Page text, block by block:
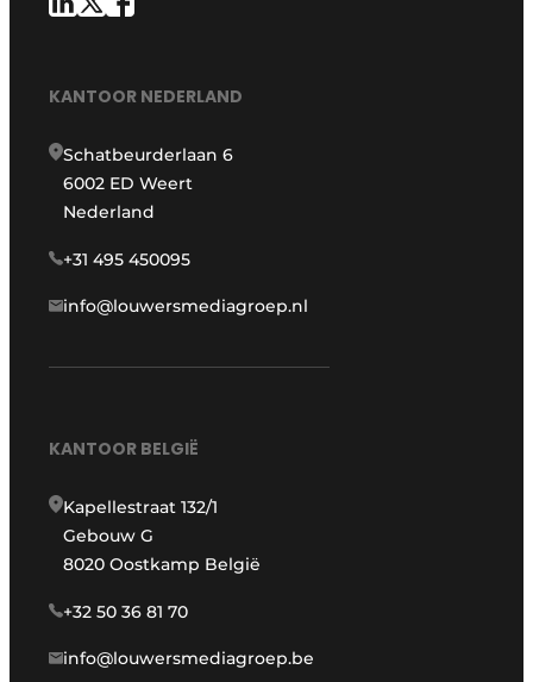
KANTOOR NEDERLAND
Schatbeurderlaan 6
6002 ED Weert
Nederland
+31 495 450095
info@louwersmediagroep.nl
KANTOOR BELGIË
Kapellestraat 132/1
Gebouw G
8020 Oostkamp België
+32 50 36 81 70
info@louwersmediagroep.be